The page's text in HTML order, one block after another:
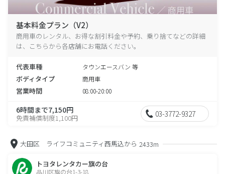
基本料金プラン（V2）
商用車のレンタル、お得な割引料金や予約、乗り捨てなどの詳細
は、こちらから各店舗にお電話ください。
代表車種 タウンエースバン 等
ボディタイプ 商用車
営業時間 08:00-20:00
6時間まで7,150円
免責補償制度1,100円 03-3772-9327
大田区 ライフコミュニティ西馬込から 2433m
トヨタレンタカー旗の台
品川区旗の台1-3-18